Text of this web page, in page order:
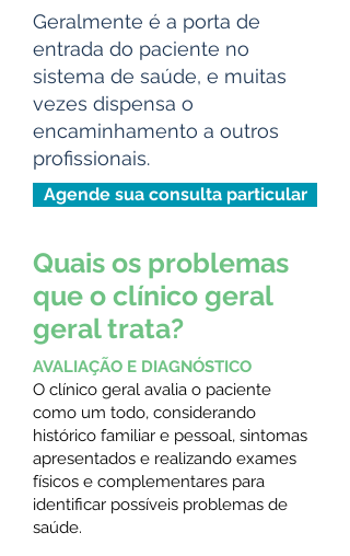
Geralmente é a porta de
entrada do paciente no
sistema de saúde, e muitas
vezes dispensa o
encaminhamento a outros
profissionais.
Agende sua consulta particular
Quais os problemas
que o clínico geral
geral trata?
AVALIAÇÃO E DIAGNÓSTICO
​O clínico geral avalia o paciente
como um todo, considerando
histórico familiar e pessoal, sintomas
apresentados e realizando exames
físicos e complementares para
identificar possíveis problemas de
saúde.